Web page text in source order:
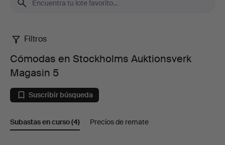
Cómodas
en
Stockholms
Auktionsverk
Filtros
Cómodas en Stockholms Auktionsverk
Magasin 5
Suscribir búsqueda
Subastas en curso(4) Precios de remate